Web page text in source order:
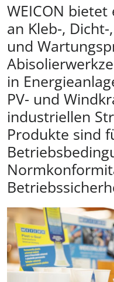
WEICON
an Kleb-,
und
in
PV- und
industriellen
Produkte sind